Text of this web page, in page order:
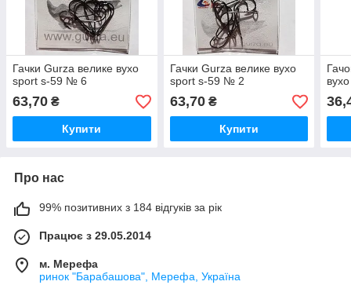
Гачки Gurza велике вухо
sport s-59 № 6
63,70 ₴
Купити
Гачки Gurza велике вухо
sport s-59 № 2
63,70₴
Купити
Про нас
99% позитивних з 184 відгуків за рік
Працює з 29.05.2014
м. Мерефа
ринок "Барабашова", Мерефа, Україна